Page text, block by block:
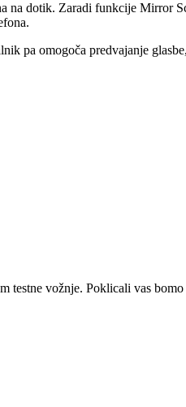
na dotik. Zaradi funkcije Mirror
pa omogoča predvajanje
testne vožnje. Poklicali vas bomo